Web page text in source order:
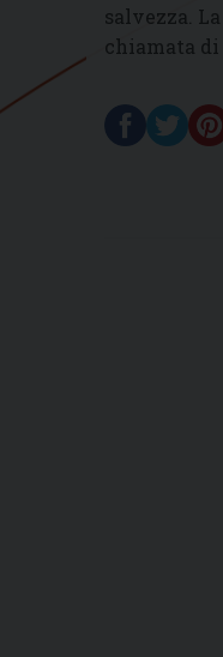
salvezza.
chiamata di